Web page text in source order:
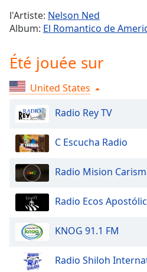
TypeLIVE
Seek to
live,
behind
liveLIVE
Remaining
Time-
Playback
Rate
Chapters
Chapters
descriptions
off,
selected
l'Artiste: Nelson Ned
Album: El Romantico de
Été jouée sur
United States
Radio Rey TV
C Escucha Radio
Radio Mision
Radio Ecos
KNOG 91.1 FM
Radio Shiloh